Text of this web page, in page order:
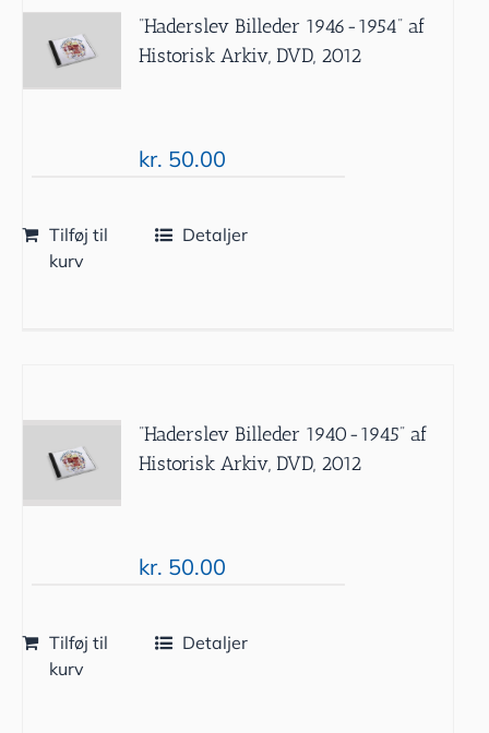
”Haderslev Billeder 1946-1954” af
Historisk Arkiv, DVD, 2012
kr. 50.00
Tilføj til
kurv
Detaljer
”Haderslev Billeder 1940-1945” af
Historisk Arkiv, DVD, 2012
kr. 50.00
Tilføj til
kurv
Detaljer